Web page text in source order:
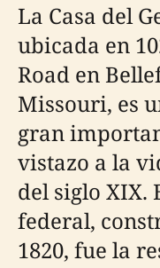
La Casa del
ubicada en
Road en
Missouri, es
gran
vistazo a la
del siglo XIX.
federal,
1820, fue la